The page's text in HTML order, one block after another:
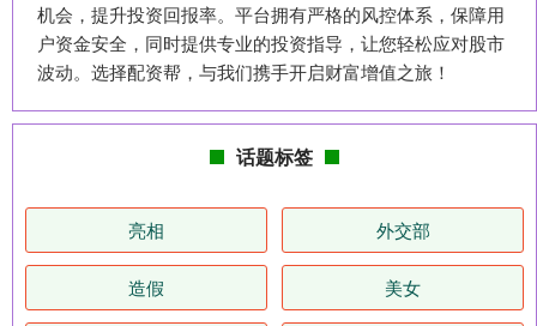
机会，提升投资回报率。平台拥有严格的风控体系，保障用
户资金安全，同时提供专业的投资指导，让您轻松应对股市
波动。选择配资帮，与我们携手开启财富增值之旅！
话题标签
亮相 外交部
造假 美女